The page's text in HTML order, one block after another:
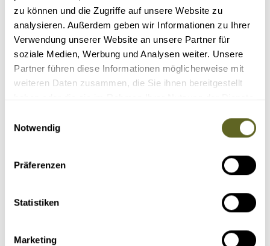
zu können und die Zugriffe auf unsere Website zu
analysieren. Außerdem geben wir Informationen zu Ihrer
Verwendung unserer Website an unsere Partner für
soziale Medien, Werbung und Analysen weiter. Unsere
Partner führen diese Informationen möglicherweise mit
weiteren Daten zusammen, die Sie ihnen bereitgestellt
Notwendig
Präferenzen
Statistiken
Marketing
Reisecode: AFTZIN009
10 - 13 Tage
ab 2.540 Euro zzgl. Flug
Detailprogramm 2026
ZUSATZPROGRAMME